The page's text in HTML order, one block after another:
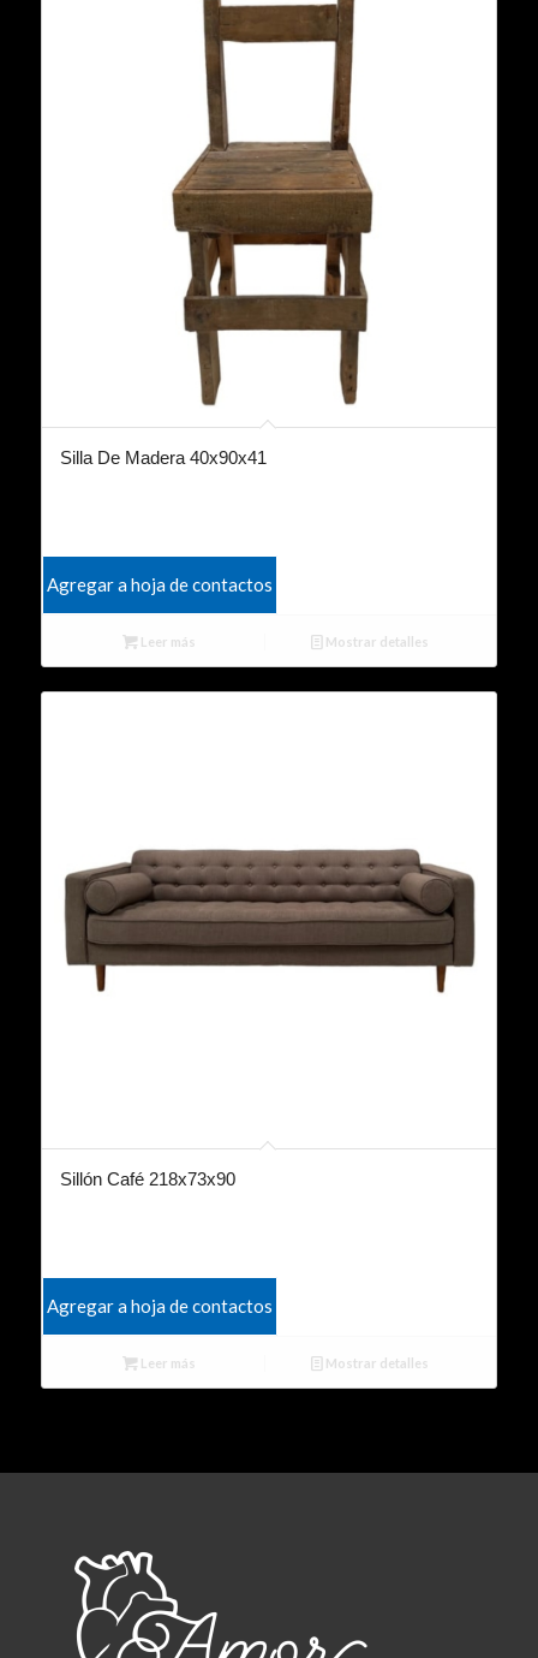
Silla De Madera 40x90x41
Agregar a hoja de contactos
Leer más Mostrar detalles
Sillón Café 218x73x90
Agregar a hoja de contactos
Leer más Mostrar detalles